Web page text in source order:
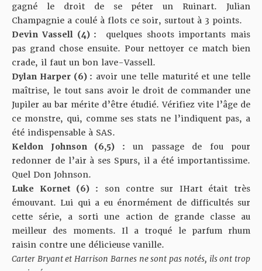
gagné le droit de se péter un Ruinart. Julian
Champagnie a coulé à flots ce soir, surtout à 3 points.
Devin Vassell (4) :
quelques shoots importants mais
pas grand chose ensuite. Pour nettoyer ce match bien
crade, il faut un bon lave-Vassell.
Dylan Harper (6) : avoir une telle maturité et une telle
maîtrise, le tout sans avoir le droit de commander une
Jupiler au bar mérite d’être étudié. Vérifiez vite l’âge de
ce monstre, qui, comme ses stats ne l’indiquent pas, a
été indispensable à SAS.
Keldon Johnson (6,5) : un passage de fou pour
redonner de l’air à ses Spurs, il a été importantissime.
Quel Don Johnson.
Luke Kornet (6) : son contre sur IHart était très
émouvant. Lui qui a eu énormément de difficultés sur
cette série, a sorti une action de grande classe au
meilleur des moments. Il a troqué le parfum rhum
raisin contre une délicieuse vanille.
Carter Bryant et Harrison Barnes ne sont pas notés, ils ont trop